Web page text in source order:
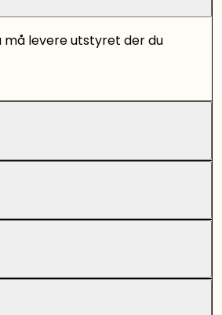
må levere utstyret der du